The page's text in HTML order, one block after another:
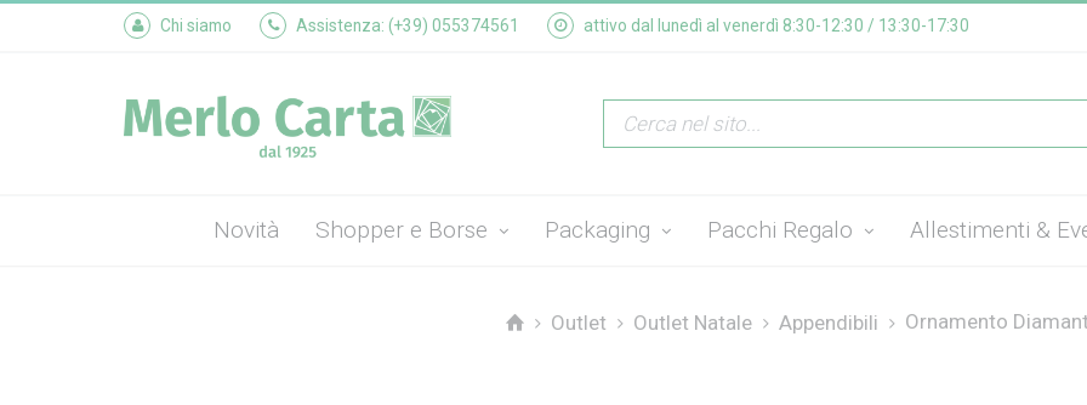
Chi siamo Assistenza: (+39) 055374561 attivo dal lunedì al venerdì 8:30-12:30 / 13:30-17:30
Novità Shopper e Borse Packaging Pacchi Regalo Allestimenti &
Outlet Outlet Natale Appendibili Ornamento